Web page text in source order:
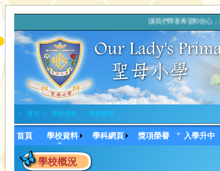
讓我們帶著希望和信
> 首頁 > 學校資料 > 學校概況
首頁 學校資料 學科網頁 獎項榮譽 入學升中
學校概況